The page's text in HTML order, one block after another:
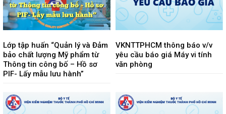
Lớp tập huấn “Quản lý và Đảm
bảo chất lượng Mỹ phẩm từ
Thông tin công bố – Hồ sơ
PIF- Lấy mẫu lưu hành”
VKNTTPHCM thông báo v/v
yêu cầu báo giá Máy vi tính
văn phòng